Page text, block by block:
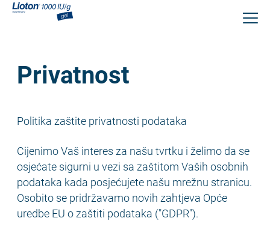
Skoči
Privatnost
Politika zaštite privatnosti podataka
Cijenimo Vaš interes za našu tvrtku i želimo da se
osjećate sigurni u vezi sa zaštitom Vaših osobnih
podataka kada posjećujete našu mrežnu stranicu.
Osobito se pridržavamo novih zahtjeva Opće
uredbe EU o zaštiti podataka ("GDPR").